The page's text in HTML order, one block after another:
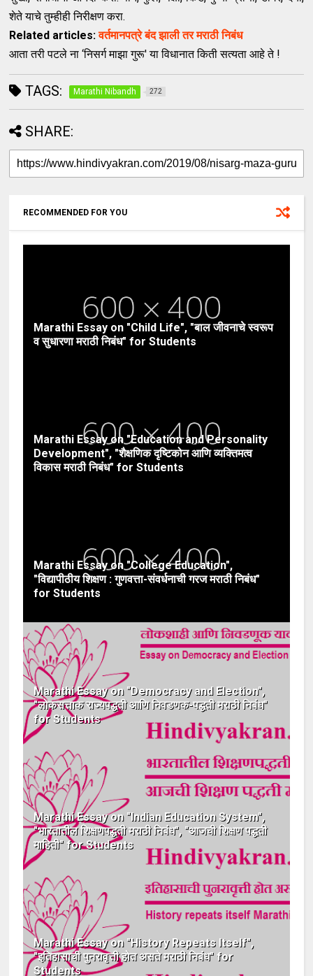
शेते याचे तुम्हीही निरीक्षण करा.
Related articles:वर्तमानपत्रे बंद झाली तर मराठी निबंध
आता तरी पटले ना ‘निसर्ग माझा गुरू' या विधानात किती सत्यता आहे ते !
TAGS: Marathi Nibandh 272
SHARE:
RECOMMENDED FOR YOU
Marathi Essay on "Child Life", "बाल जीवनाचे स्वरूप
व सुधारणा मराठी निबंध" for Students
Marathi Essay on "Education and Personality
Development", "शैक्षणिक दृष्टिकोन आणि व्यक्तिमत्व
विकास मराठी निबंध" for Students
Marathi Essay on "College Education",
"विद्यापीठीय शिक्षण : गुणवत्ता-संवर्धनाची गरज मराठी निबंध"
for Students
Marathi Essay on "Democracy and Election",
"लोकसत्ताक राज्यपद्धती आणि निवडणक-पद्धती मराठी निबंध"
for Students
Marathi Essay on "Indian Education System",
"भारतातील शिक्षणपद्धती मराठी निबंध", "आजची शिक्षण पद्धती
माहिती" for Students
Marathi Essay on "History Repeats Itself",
"इतिहासाची पुनरावृत्ती होत असते मराठी निबंध" for
Students